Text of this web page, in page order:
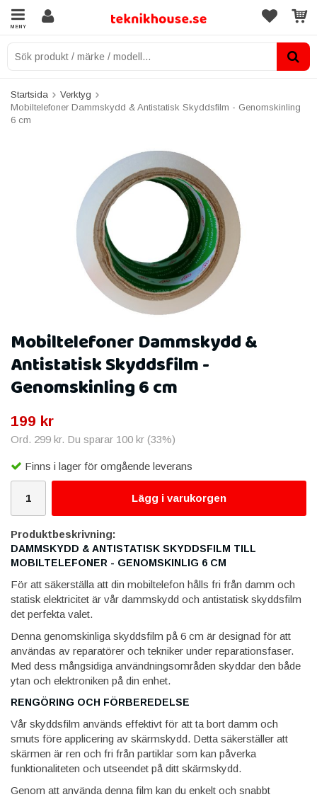
MENY
Startsida
Verktyg
Mobiltelefoner Dammskydd & Antistatisk Skyddsfilm - Genomskinling
6 cm
Mobiltelefoner Dammskydd &
Antistatisk Skyddsfilm -
Genomskinling 6 cm
199 kr
Ord. 299 kr. Du sparar 100 kr (33%)
Finns i lager för omgående leverans
Lägg i varukorgen
Produktbeskrivning:
DAMMSKYDD & ANTISTATISK SKYDDSFILM TILL
MOBILTELEFONER - GENOMSKINLIG 6 CM
För att säkerställa att din mobiltelefon hålls fri från damm och
statisk elektricitet är vår dammskydd och antistatisk skyddsfilm
det perfekta valet.
Denna genomskinliga skyddsfilm på 6 cm är designad för att
användas av reparatörer och tekniker under reparationsfaser.
Med dess mångsidiga användningsområden skyddar den både
ytan och elektroniken på din enhet.
RENGÖRING OCH FÖRBEREDELSE
Vår skyddsfilm används effektivt för att ta bort damm och
smuts före applicering av skärmskydd. Detta säkerställer att
skärmen är ren och fri från partiklar som kan påverka
funktionaliteten och utseendet på ditt skärmskydd.
Genom att använda denna film kan du enkelt och snabbt